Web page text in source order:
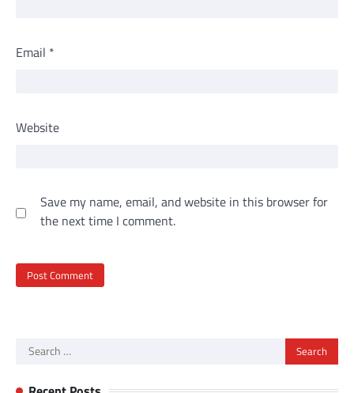
Email *
Website
Save my name, email, and website in this browser for
the next time I comment.
Search